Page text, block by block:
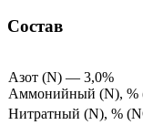
Состав
Азот (N) — 3,0%
Аммонийный (N), %
Нитратный (N), %